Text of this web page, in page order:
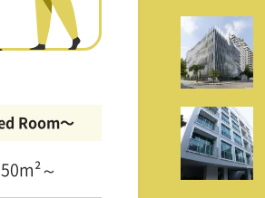
Room〜
～